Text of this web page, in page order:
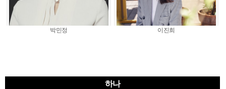
박민정 이진희
하나